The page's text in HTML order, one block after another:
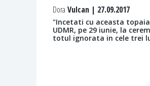
Dora Vulcan | 27.09.2017
"Incetati cu aceasta
UDMR, pe 29 iunie, la
totul ignorata in cele trei